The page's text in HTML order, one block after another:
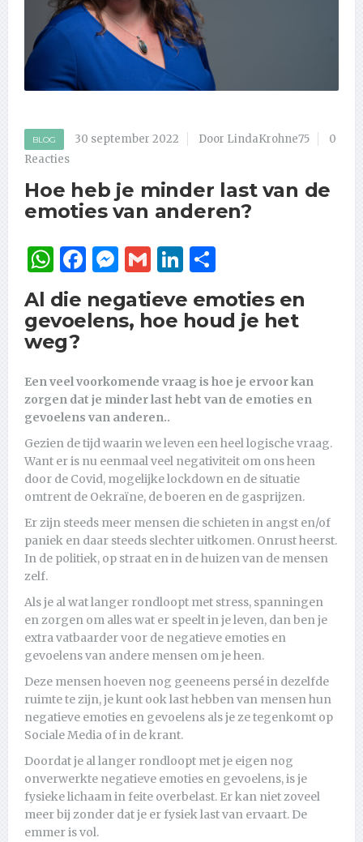
BLOG 30 september 2022 Door LindaKrohne75
0
Reacties
Hoe heb je minder last van de
emoties van anderen?
WhatsApp
Facebook
Messenger
GmailLinkedIn
Al die negatieve emoties en
gevoelens, hoe houd je het
weg?
Een veel voorkomende vraag is hoe je ervoor kan
zorgen dat je minder last hebt van de emoties en
gevoelens van anderen..
Gezien de tijd waarin we leven een heel logische vraag.
Want er is nu eenmaal veel negativiteit om ons heen
door de Covid, mogelijke lockdown en de situatie
omtrent de Oekraïne, de boeren en de gasprijzen.
Er zijn steeds meer mensen die schieten in angst en/of
paniek en daar steeds slechter uitkomen. Onrust heerst.
In de politiek, op straat en in de huizen van de mensen
zelf.
Als je al wat langer rondloopt met stress, spanningen
en zorgen om alles wat er speelt in je leven, dan ben je
extra vatbaarder voor de negatieve emoties en
gevoelens van andere mensen om je heen.
Deze mensen hoeven nog geeneens persé in dezelfde
ruimte te zijn, je kunt ook last hebben van mensen hun
negatieve emoties en gevoelens als je ze tegenkomt op
Sociale Media of in de krant.
Doordat je al langer rondloopt met je eigen nog
onverwerkte negatieve emoties en gevoelens, is je
fysieke lichaam in feite overbelast. Er kan niet zoveel
meer bij zonder dat je er fysiek last van ervaart. De
emmer is vol.